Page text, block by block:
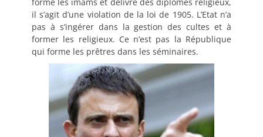
il s’agit d’une violation de la loi de 1905. L’Etat n’a
pas à s’ingérer dans la gestion des cultes et à
former les religieux. Ce n’est pas la République
qui forme les prêtres dans les séminaires.